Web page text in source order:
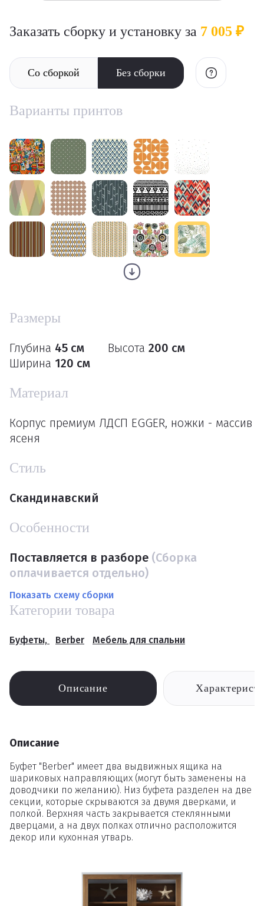
Заказать сборку и установку за 7 005 ₽
Со сборкой Без сборки
Варианты принтов
Размеры
Глубина 45 см Высота 200 см
Ширина 120 см
Материал
Корпус премиум ЛДСП EGGER, ножки - массив
ясеня
Стиль
Скандинавский
Особенности
Поставляется в разборе (Сборка
оплачивается отдельно)
Показать схему сборки
Категории товара
Буфеты, Berber Мебель для спальни
Описание
Описание
Буфет "Berber" имеет два выдвижных ящика на
шариковых направляющих (могут быть заменены на
доводчики по желанию). Низ буфета разделен на две
секции, которые скрываются за двумя дверками, и
полкой. Верхняя часть закрывается стеклянными
дверцами, а на двух полках отлично расположится
декор или кухонная утварь.